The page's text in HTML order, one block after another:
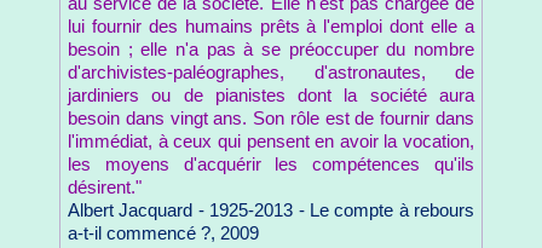
lui fournir des humains prêts à l'emploi dont elle a
besoin ; elle n'a pas à se préoccuper du nombre
d'archivistes-paléographes, d'astronautes, de
jardiniers ou de pianistes dont la société aura
besoin dans vingt ans. Son rôle est de fournir dans
l'immédiat, à ceux qui pensent en avoir la vocation,
les moyens d'acquérir les compétences qu'ils
désirent."
Albert Jacquard - 1925-2013 - Le compte à rebours
a-t-il commencé ?, 2009